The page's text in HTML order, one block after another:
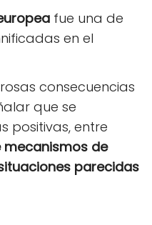
fue una de
en el
consecuencias
que se
positivas, entre
mecanismos de
parecidas